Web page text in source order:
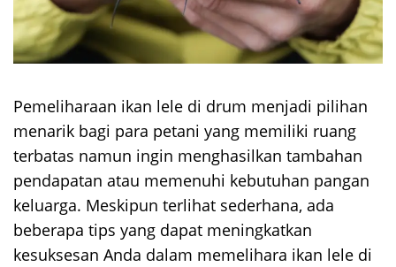
Pemeliharaan ikan lele di drum menjadi pilihan
menarik bagi para petani yang memiliki ruang
terbatas namun ingin menghasilkan tambahan
pendapatan atau memenuhi kebutuhan pangan
keluarga. Meskipun terlihat sederhana, ada
beberapa tips yang dapat meningkatkan
kesuksesan Anda dalam memelihara ikan lele di